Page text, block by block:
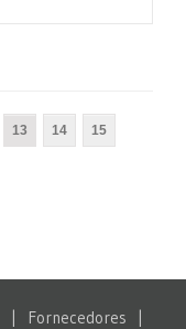
13 14 15
| Fornecedores |